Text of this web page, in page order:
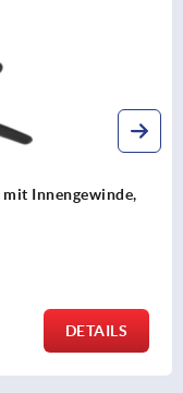
3,97
zzgl. MwSt.
zzgl.